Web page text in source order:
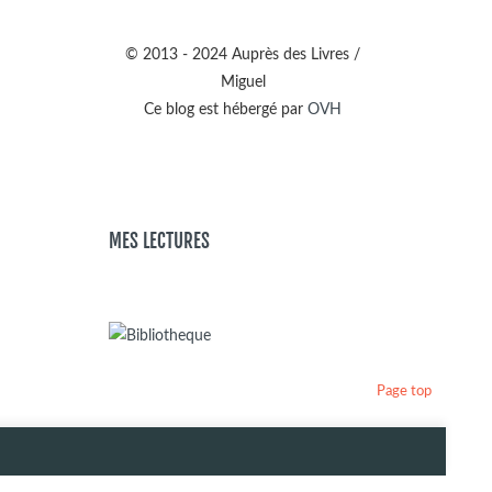
© 2013 - 2024 Auprès des Livres /
Miguel
Ce blog est hébergé parOVH
MES LECTURES
Page top